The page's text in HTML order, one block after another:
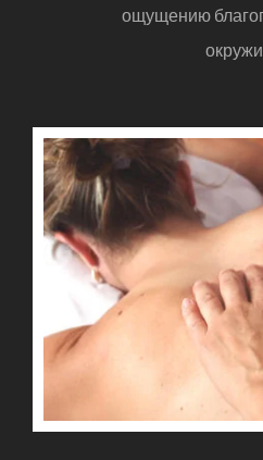
ощущению